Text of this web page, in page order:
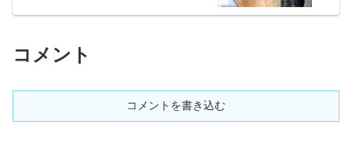
コメント
コメントを書き込む